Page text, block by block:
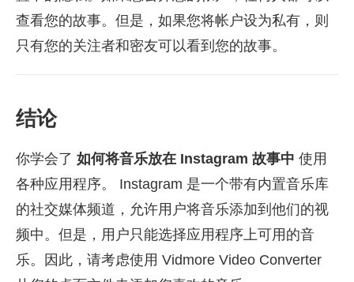
查看您的故事。但是，如果您将帐户设为私有，则
只有您的关注者和密友可以看到您的故事。
结论
你学会了 如何将音乐放在 Instagram 故事中 使用
各种应用程序。 Instagram 是一个带有内置音乐库
的社交媒体频道，允许用户将音乐添加到他们的视
频中。但是，用户只能选择应用程序上可用的音
乐。因此，请考虑使用 Vidmore Video Converter